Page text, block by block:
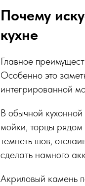
Почему
кухне
Главное
Особенно это
интегрированной
В обычной
мойки, торцы рядом
темнеть шов,
сделать намного
Акриловый камень